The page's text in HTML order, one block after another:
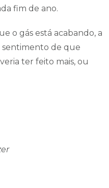
fim de ano.
o gás está acabando, a
sentimento de que
ter feito mais, ou